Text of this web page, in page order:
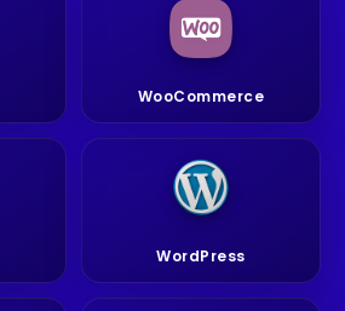
WooCommerce
WordPress